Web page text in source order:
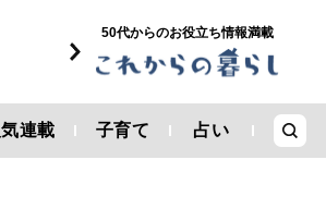
50代からのお役立ち情報満載
気連載 子育て 占い